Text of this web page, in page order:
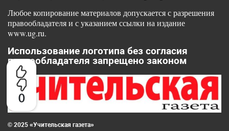
0
Любое копирование материалов допускается с разрешения
правообладателя и с указанием ссылки на издание
www.ug.ru.
Использование логотипа без согласия
правообладателя запрещено законом
© 2025 «Учительская газета»